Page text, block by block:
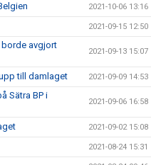
2021-10-06 13:16
2021-09-15 12:50
borde avgjort
2021-09-13 15:07
till damlaget 2021-09-09 14:53
Sätra BP i
2021-09-06 16:58
2021-09-02 15:08
2021-08-24 15:31